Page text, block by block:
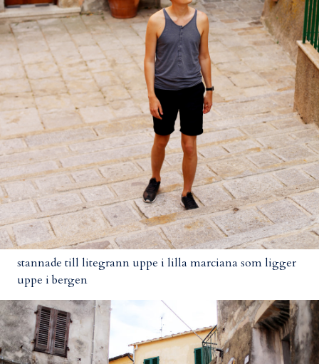
stannade till litegrann uppe i lilla marciana som ligger
uppe i bergen